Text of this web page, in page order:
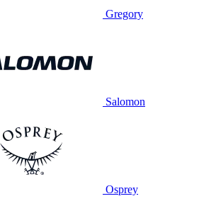
Gregory
Salomon
Osprey